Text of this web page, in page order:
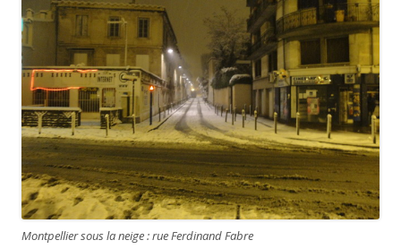
Montpellier sous la neige : rue Ferdinand Fabre